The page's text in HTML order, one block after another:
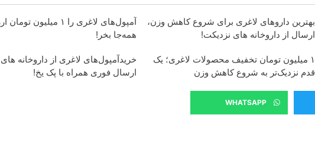
بهترین داروهای لاغری برای شروع کاهش وزن،
ارسال از داروخانه های نزدیکت!
آمپول‌های لاغری را ۱ میلیون
همه‌جا بخر!
۱ میلیون تومان تخفیف محصولات لاغری؛ یک
قدم نزدیک‌تر به شروع کاهش وزن
خریدآمپول‌های لاغری از داروخانه
ارسال فوری همراه با پک یخ!
WHATSAPP